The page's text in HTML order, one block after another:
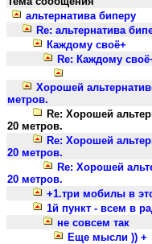
альтернатива биперу
Re: альтернатива
Каждому своё+
Re: Каждому
Хорошей
метров.
Re: Хорошей
20 метров.
Re: Хорошей
20 метров.
Re: Хорошей
20 метров.
+1.три мобилы в
1й пункт - всем в
не совсем так
Еще мысли )) +